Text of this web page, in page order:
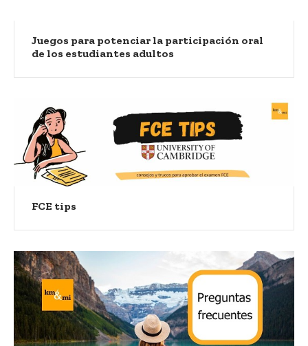
Juegos para potenciar la participación oral
de los estudiantes adultos
FCE tips